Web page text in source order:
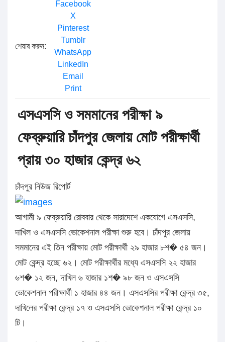
শেয়ার করুন:
Facebook
X
Pinterest
Tumblr
WhatsApp
LinkedIn
Email
Print
এসএসসি ও সমমানের পরীক্ষা ৯
ফেব্রুয়ারি চাঁদপুর জেলায় মোট পরীক্ষার্থী
প্রায় ৩০ হাজার কেন্দ্র ৬২
চাঁদপুর নিউজ রিপোর্ট
আগামী ৯ ফেব্রুয়ারি রোববার থেকে সারাদেশে একযোগে এসএসসি,
দাখিল ও এসএসসি ভোকেশনাল পরীক্ষা শুরু হবে। চাঁদপুর জেলায়
সমমানের এই তিন পরীক্ষায় মোট পরীক্ষার্থী ২৯ হাজার ৮শ� ৫৪ জন।
মোট কেন্দ্র হচ্ছে ৬২। মোট পরীক্ষার্থীর মধ্যে এসএসসি ২২ হাজার
৬শ� ১২ জন, দাখিল ৬ হাজার ১শ� ৯৮ জন ও এসএসসি
ভোকেশনাল পরীক্ষার্থী ১ হাজার ৪৪ জন। এসএসসির পরীক্ষা কেন্দ্র ৩৫,
দাখিলের পরীক্ষা কেন্দ্র ১৭ ও এসএসসি ভোকেশনাল পরীক্ষা কেন্দ্র ১০
টি।